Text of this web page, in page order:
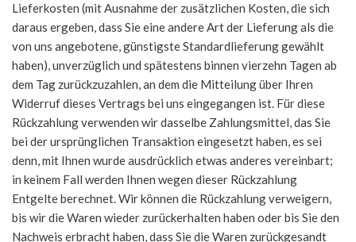
Lieferkosten (mit Ausnahme der zusätzlichen Kosten, die sich
daraus ergeben, dass Sie eine andere Art der Lieferung als die
von uns angebotene, günstigste Standardlieferung gewählt
haben), unverzüglich und spätestens binnen vierzehn Tagen ab
dem Tag zurückzuzahlen, an dem die Mitteilung über Ihren
Widerruf dieses Vertrags bei uns eingegangen ist. Für diese
Rückzahlung verwenden wir dasselbe Zahlungsmittel, das Sie
bei der ursprünglichen Transaktion eingesetzt haben, es sei
denn, mit Ihnen wurde ausdrücklich etwas anderes vereinbart;
in keinem Fall werden Ihnen wegen dieser Rückzahlung
Entgelte berechnet. Wir können die Rückzahlung verweigern,
bis wir die Waren wieder zurückerhalten haben oder bis Sie den
Nachweis erbracht haben, dass Sie die Waren zurückgesandt